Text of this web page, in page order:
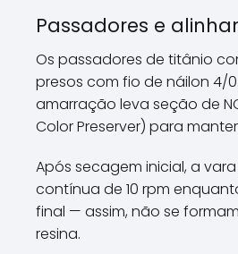
Passadores e
Os passadores de titânio
presos com fio de náilon 4/
amarração leva seção de
Color Preserver) para
Após secagem inicial, a
contínua de 10 rpm
final — assim, não se
resina.